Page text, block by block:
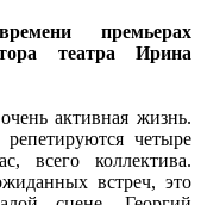
премьерах
театра Ирина
активная жизнь.
четыре
всего коллектива.
встреч, это